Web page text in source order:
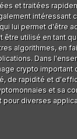
et traitées
intéressant
lui permet d'être
être utilisé en tant
algorithmes, en
Dans
crypto important
de rapidité et
et sa
pour diverses